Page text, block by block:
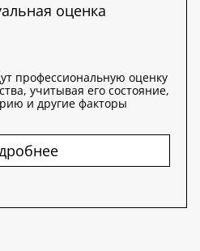
оценка
профессиональную оценку
учитывая его состояние,
и другие факторы